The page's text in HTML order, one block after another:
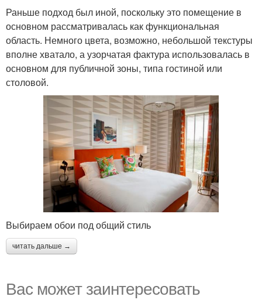
Раньше подход был иной, поскольку это помещение в
основном рассматривалась как функциональная
область. Немного цвета, возможно, небольшой текстуры
вполне хватало, а узорчатая фактура использовалась в
основном для публичной зоны, типа гостиной или
столовой.
Выбираем обои под общий стиль
читать дальше →
Вас может заинтересовать